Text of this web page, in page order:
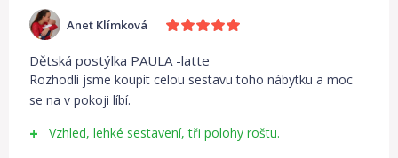
Anet Klímková
Dětská postýlka PAULA -latte
Rozhodli jsme koupit celou sestavu toho nábytku a moc
se na v pokoji líbí.
Vzhled, lehké sestavení, tři polohy roštu.